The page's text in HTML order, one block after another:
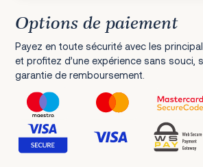
Options de paiement
Payez en toute sécurité avec les
et profitez d’une expérience sans souci,
garantie de remboursement.